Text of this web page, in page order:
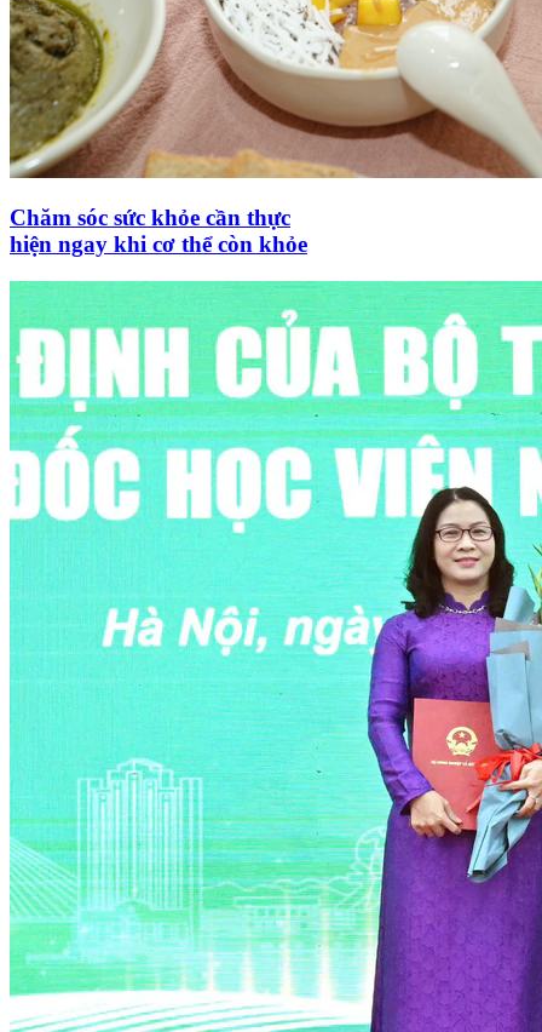
Chăm sóc sức khỏe cần thực
hiện ngay khi cơ thể còn khỏe